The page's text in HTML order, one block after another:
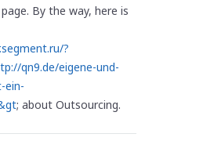
By the way, here is
?
qn9.de/eigene-und-
ein-
; about Outsourcing.